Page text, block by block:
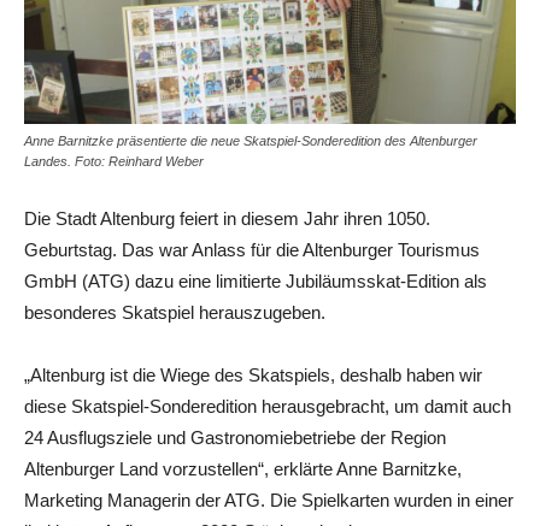
Anne Barnitzke präsentierte die neue Skatspiel-Sonderedition des Altenburger
Landes. Foto: Reinhard Weber
Die Stadt Altenburg feiert in diesem Jahr ihren 1050.
Geburtstag. Das war Anlass für die Altenburger Tourismus
GmbH (ATG) dazu eine limitierte Jubiläumsskat-Edition als
besonderes Skatspiel herauszugeben.
„Altenburg ist die Wiege des Skatspiels, deshalb haben wir
diese Skatspiel-Sonderedition herausgebracht, um damit auch
24 Ausflugsziele und Gastronomiebetriebe der Region
Altenburger Land vorzustellen“, erklärte Anne Barnitzke,
Marketing Managerin der ATG. Die Spielkarten wurden in einer